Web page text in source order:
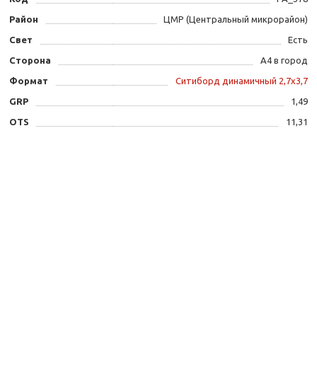
Район ЦМР (Центральный микрорайон)
Свет Есть
Сторона А4 в город
Формат Ситиборд динамичный 2,7х3,7
GRP 1,49
OTS 11,31